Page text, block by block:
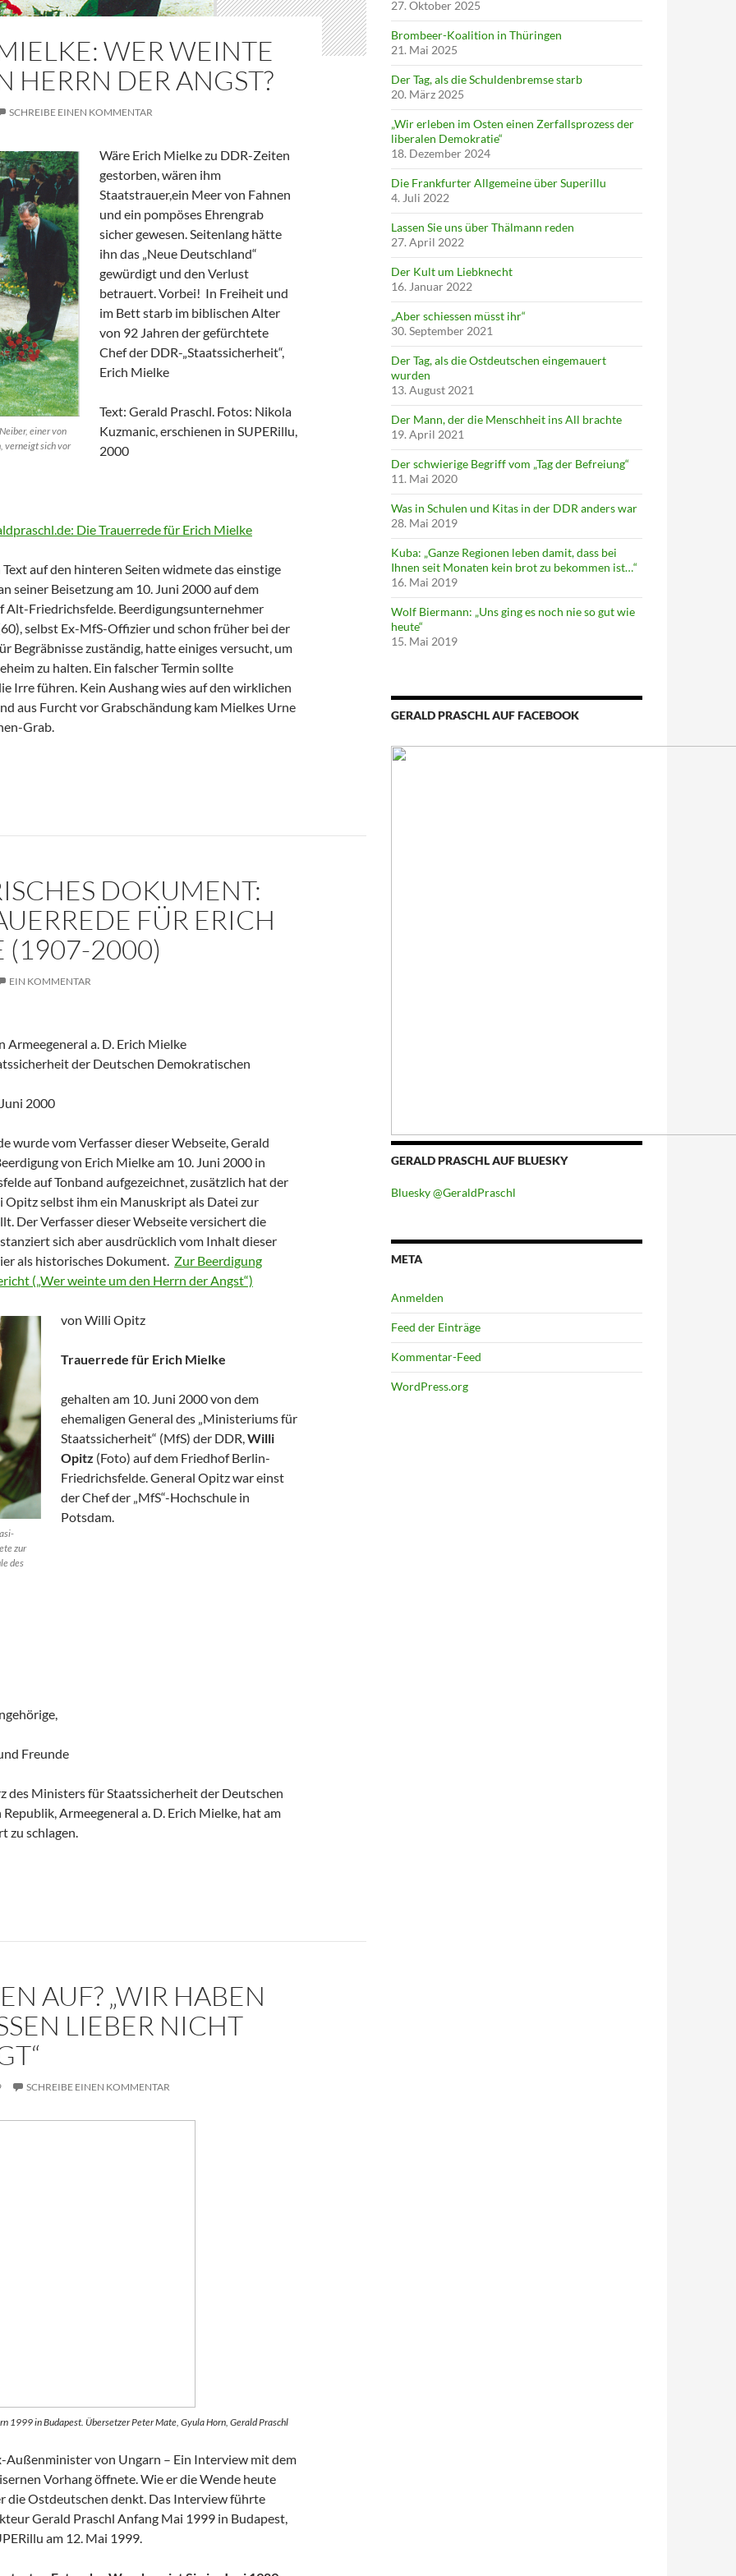
WER WEINTE
HERRN DER ANGST?
SCHREIBE EINEN KOMMENTAR
einer von
verneigt sich vor
Wäre Erich Mielke zu DDR-Zeiten
gestorben, wären ihm
Staatstrauer,ein Meer von Fahnen
und ein pompöses Ehrengrab
sicher gewesen. Seitenlang hätte
ihn das „Neue Deutschland“
gewürdigt und den Verlust
betrauert. Vorbei! In Freiheit und
im Bett starb im biblischen Alter
von 92 Jahren der gefürchtete
Chef der DDR-„Staatssicherheit“,
Erich Mielke
Text: Gerald Praschl. Fotos: Nikola
Kuzmanic, erschienen in SUPERillu,
2000
Die Trauerrede für Erich Mielke
auf den hinteren Seiten widmete das einstige
seiner Beisetzung am 10. Juni 2000 auf dem
Alt-Friedrichsfelde. Beerdigungsunternehmer
selbst Ex-MfS-Offizier und schon früher bei der
Begräbnisse zuständig, hatte einiges versucht, um
zu halten. Ein falscher Termin sollte
Irre führen. Kein Aushang wies auf den wirklichen
aus Furcht vor Grabschändung kam Mielkes Urne
Grab.
weinte um den Herrn der Angst?
DOKUMENT:
FÜR ERICH
(1907-2000)
EIN KOMMENTAR
Armeegeneral a. D. Erich Mielke
der Deutschen Demokratischen
2000
wurde vom Verfasser dieser Webseite, Gerald
von Erich Mielke am 10. Juni 2000 in
auf Tonband aufgezeichnet, zusätzlich hat der
selbst ihm ein Manuskript als Datei zur
Der Verfasser dieser Webseite versichert die
sich aber ausdrücklich vom Inhalt dieser
als historisches Dokument. Zur Beerdigung
(„Wer weinte um den Herrn der Angst“)
zur
des
von Willi Opitz
Trauerrede für Erich Mielke
gehalten am 10. Juni 2000 von dem
ehemaligen General des „Ministeriums für
Staatssicherheit“ (MfS) der DDR,Willi
Opitz (Foto) auf dem Friedhof Berlin-
Friedrichsfelde. General Opitz war einst
der Chef der „MfS“-Hochschule in
Potsdam.
Freunde
des Ministers für Staatssicherheit der Deutschen
Armeegeneral a. D. Erich Mielke, hat am
zu schlagen.
Die Trauerrede für Erich Mielke (1907-2000)
AUF? „WIR HABEN
LIEBER NICHT
SCHREIBE EINEN KOMMENTAR
1999 in Budapest. Übersetzer Peter Mate, Gyula Horn, Gerald Praschl
Außenminister von Ungarn – Ein Interview mit dem
Vorhang öffnete. Wie er die Wende heute
die Ostdeutschen denkt. Das Interview führte
Gerald Praschl Anfang Mai 1999 in Budapest,
am 12. Mai 1999.
27. Oktober 2025
Brombeer-Koalition in Thüringen
21. Mai 2025
Der Tag, als die Schuldenbremse starb
20. März 2025
„Wir erleben im Osten einen Zerfallsprozess der
liberalen Demokratie“
18. Dezember 2024
Die Frankfurter Allgemeine über Superillu
4. Juli 2022
Lassen Sie uns über Thälmann reden
27. April 2022
Der Kult um Liebknecht
16. Januar 2022
„Aber schiessen müsst ihr“
30. September 2021
Der Tag, als die Ostdeutschen eingemauert
wurden
13. August 2021
Der Mann, der die Menschheit ins All brachte
19. April 2021
Der schwierige Begriff vom „Tag der Befreiung“
11. Mai 2020
Was in Schulen und Kitas in der DDR anders war
28. Mai 2019
Kuba: „Ganze Regionen leben damit, dass bei
Ihnen seit Monaten kein brot zu bekommen ist…“
16. Mai 2019
Wolf Biermann: „Uns ging es noch nie so gut wie
heute“
15. Mai 2019
GERALD PRASCHL AUF FACEBOOK
GERALD PRASCHL AUF BLUESKY
Bluesky @GeraldPraschl
META
Anmelden
Feed der Einträge
Kommentar-Feed
WordPress.org